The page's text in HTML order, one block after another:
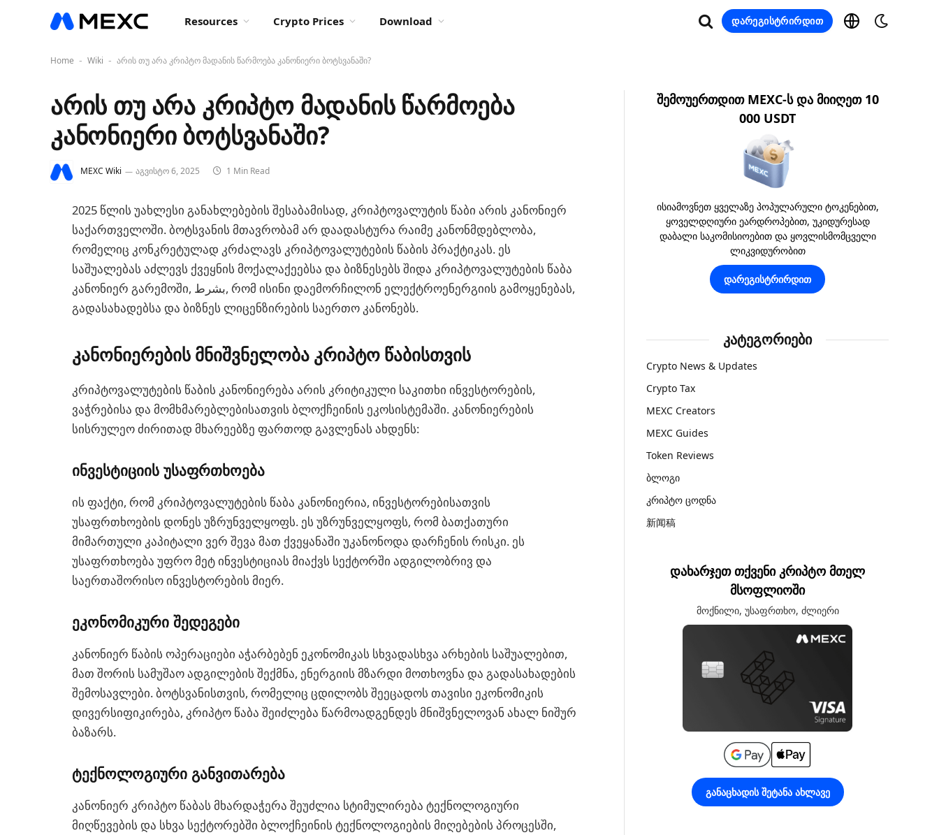
Resources Crypto Prices Download დარეგისტრირდით
Home - Wiki - არის თუ არა კრიპტო მადანის წარმოება კანონიერი ბოტსვანაში?
არის თუ არა კრიპტო მადანის წარმოება
კანონიერი ბოტსვანაში?
MEXC Wiki აგვისტო 6, 2025 1 Min Read
2025 წლის უახლესი განახლებების შესაბამისად, კრიპტოვალუტის წაბი არის კანონიერ
საქართველოში. ბოტსვანის მთავრობამ არ დაადასტურა რაიმე კანონმდებლობა,
რომელიც კონკრეტულად კრძალავს კრიპტოვალუტების წაბის პრაქტიკას. ეს
საშუალებას აძლევს ქვეყნის მოქალაქეებსა და ბიზნესებს შიდა კრიპტოვალუტების წაბა
კანონიერ გარემოში, بشرط, რომ ისინი დაემორჩილონ ელექტროენერგიის გამოყენებას,
გადასახადებსა და ბიზნეს ლიცენზირების საერთო კანონებს.
კანონიერების მნიშვნელობა კრიპტო წაბისთვის
კრიპტოვალუტების წაბის კანონიერება არის კრიტიკული საკითხი ინვესტორების,
ვაჭრებისა და მომხმარებლებისათვის ბლოქჩეინის ეკოსისტემაში. კანონიერების
სისრულეო ძირითად მხარეებზე ფართოდ გავლენას ახდენს:
ინვესტიციის უსაფრთხოება
ის ფაქტი, რომ კრიპტოვალუტების წაბა კანონიერია, ინვესტორებისათვის
უსაფრთხოების დონეს უზრუნველყოფს. ეს უზრუნველყოფს, რომ ბათქათური
მიმართული კაპიტალი ვერ შევა მათ ქვეყანაში უკანონოდა დარჩენის რისკი. ეს
უსაფრთხოება უფრო მეტ ინვესტიციას მიაქვს სექტორში ადგილობრივ და
საერთაშორისო ინვესტორების მიერ.
ეკონომიკური შედეგები
კანონიერ წაბის ოპერაციები აჭარბებენ ეკონომიკას სხვადასხვა არხების საშუალებით,
მათ შორის სამუშაო ადგილების შექმნა, ენერგიის მზარდი მოთხოვნა და გადასახადების
შემოსავლები. ბოტსვანისთვის, რომელიც ცდილობს შეეცადოს თავისი ეკონომიკის
დივერსიფიკირება, კრიპტო წაბა შეიძლება წარმოადგენდეს მნიშვნელოვან ახალ ნიშურ
ბაზარს.
ტექნოლოგიური განვითარება
კანონიერ კრიპტო წაბას მხარდაჭერა შეუძლია სტიმულირება ტექნოლოგიური
მიღწევების და სხვა სექტორებში ბლოქჩეინის ტექნოლოგიების მიღებების პროცესში,
შემოუერთდით MEXC-ს და მიიღეთ 10
000 USDT
ისიამოვნეთ ყველაზე პოპულარული ტოკენებით,
ყოველდღიური ეარდროპებით, უკიდურესად
დაბალი საკომისიოებით და ყოვლისმომცველი
ლიკვიდურობით
დარეგისტრირდით
კატეგორიები
Crypto News & Updates
Crypto Tax
MEXC Creators
MEXC Guides
Token Reviews
ბლოგი
კრიპტო ცოდნა
新闻稿
დახარჯეთ თქვენი კრიპტო მთელ
მსოფლიოში
მოქნილი, უსაფრთხო, ძლიერი
განაცხადის შეტანა ახლავე